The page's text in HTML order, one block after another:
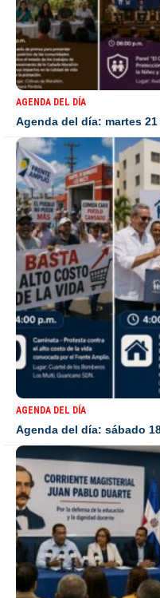
AGENDA DEL DÍA
Agenda del día: martes
AGENDA DEL DÍA
Agenda del día: sábado